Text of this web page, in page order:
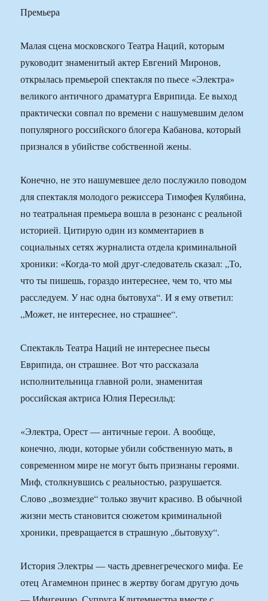
Премьера
Малая сцена московского Театра Наций, которым
руководит знаменитый актер Евгений Миронов,
открылась премьерой спектакля по пьесе «Электра»
великого античного драматурга Еврипида. Ее выход
практически совпал по времени с нашумевшим делом
популярного российского блогера Кабанова, который
признался в убийстве собственной жены.
Конечно, не это нашумевшее дело послужило поводом
для спектакля молодого режиссера Тимофея Кулябина,
но театральная премьера вошла в резонанс с реальной
историей. Цитирую один из комментариев в
социальных сетях журналиста отдела криминальной
хроники: «Когда-то мой друг-следователь сказал: „То,
что ты пишешь, гораздо интереснее, чем то, что мы
расследуем. У нас одна бытовуха“. И я ему ответил:
„Может, не интереснее, но страшнее“.
Спектакль Театра Наций не интереснее пьесы
Еврипида, он страшнее. Вот что рассказала
исполнительница главной роли, знаменитая
российская актриса Юлия Пересильд:
«Электра, Орест — античные герои. А вообще,
конечно, люди, которые убили собственную мать, в
современном мире не могут быть признаны героями.
Миф, столкнувшись с реальностью, разрушается.
Слово „возмездие“ только звучит красиво. В обычной
жизни месть становится сюжетом криминальной
хроники, превращается в страшную „бытовуху“.
История Электры — часть древнегреческого мифа. Ее
отец Агамемнон принес в жертву богам другую дочь